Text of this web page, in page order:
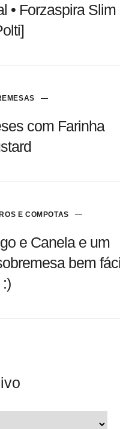
• Forzaspira Slim
com Farinha
E COMPOTAS
e Canela e um
bem fácil
:)